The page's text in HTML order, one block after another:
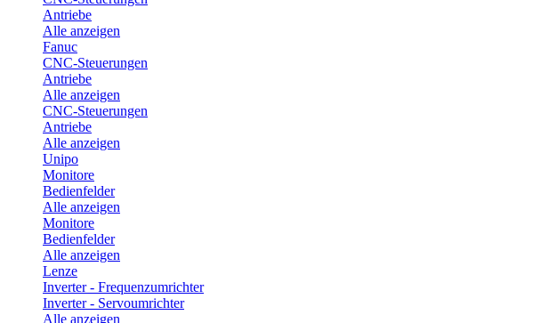
Antriebe
Alle anzeigen
Fanuc
CNC-Steuerungen
Antriebe
Alle anzeigen
CNC-Steuerungen
Antriebe
Alle anzeigen
Unipo
Monitore
Bedienfelder
Alle anzeigen
Monitore
Bedienfelder
Alle anzeigen
Lenze
Inverter - Frequenzumrichter
Inverter - Servoumrichter
Alle anzeigen